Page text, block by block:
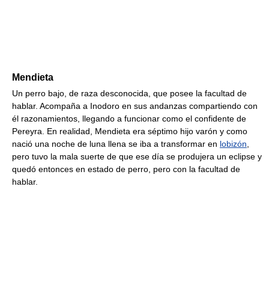
Mendieta
Un perro bajo, de raza desconocida, que posee la facultad de
hablar. Acompaña a Inodoro en sus andanzas compartiendo con
él razonamientos, llegando a funcionar como el confidente de
Pereyra. En realidad, Mendieta era séptimo hijo varón y como
nació una noche de luna llena se iba a transformar en lobizón
pero tuvo la mala suerte de que ese día se produjera un eclipse y
quedó entonces en estado de perro, pero con la facultad de
hablar.